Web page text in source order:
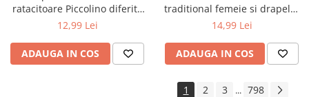
Caiete de vacanță
Bibliografie școlară
Bibliografie didactică
Dicționare și gramatici
ratacitoare Piccolino diferite
modele
12,99 Lei
ADAUGA IN COS
traditional femeie si drapelul
Romaniei 9 cm
14,99 Lei
ADAUGA IN COS
1 2 3 ... 798